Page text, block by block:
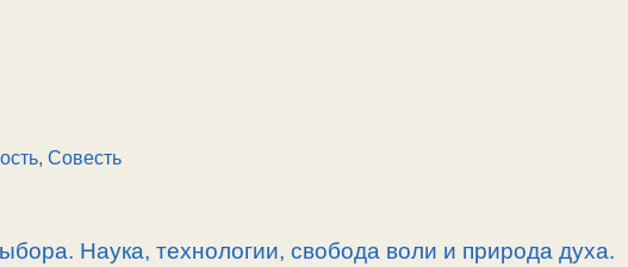
, Совесть
Наука, технологии, свобода воли и природа духа.